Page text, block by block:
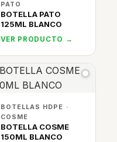
PATO
BOTELLA PATO
125ML BLANCO
VER PRODUCTO →
BOTELLAS HDPE ·
COSME
BOTELLA COSME
150ML BLANCO